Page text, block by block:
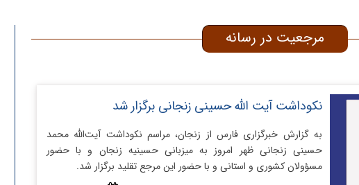
مرجعیت در رسانه
نکوداشت آیت الله حسینی زنجانی برگزار شد
به گزارش خبرگزاری فارس از زنجان، مراسم نکوداشت آیت‌الله محمد
حسینی زنجانی ظهر امروز به میزبانی حسینیه زنجان و با حضور
مسؤولان کشوری و استانی و با حضور این مرجع تقلید برگزار شد.